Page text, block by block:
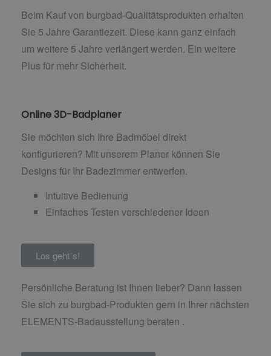
Beim Kauf von burgbad-Qualitätsprodukten erhalten
Sie 5 Jahre Garantiezeit. Diese kann ganz einfach
um weitere 5 Jahre verlängert werden. Ein weitere
Plus für mehr Sicherheit.
Online 3D-Badplaner
Sie möchten sich Ihre Badmöbel direkt
konfigurieren? Mit unserem Planer können Sie
Designs für Ihr Badezimmer entwerfen.
Intuitive Bedienung
Einfaches Testen verschiedener Ideen
Los geht´s!
Persönliche Beratung ist Ihnen lieber? Dann lassen
Sie sich zu burgbad-Produkten gern in Ihrer nächsten
ELEMENTS-Badausstellung beraten .